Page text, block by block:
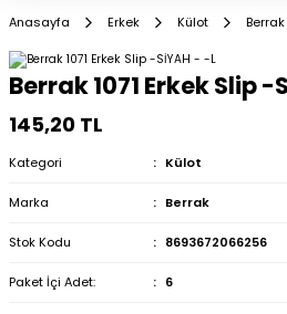
Çorap
Anasayfa Erkek Külot Berrak
Berrak 1071 Erkek Slip -
145,20 TL
Kategori Külot
Marka Berrak
Stok Kodu 8693672066256
Paket İçi Adet: 6